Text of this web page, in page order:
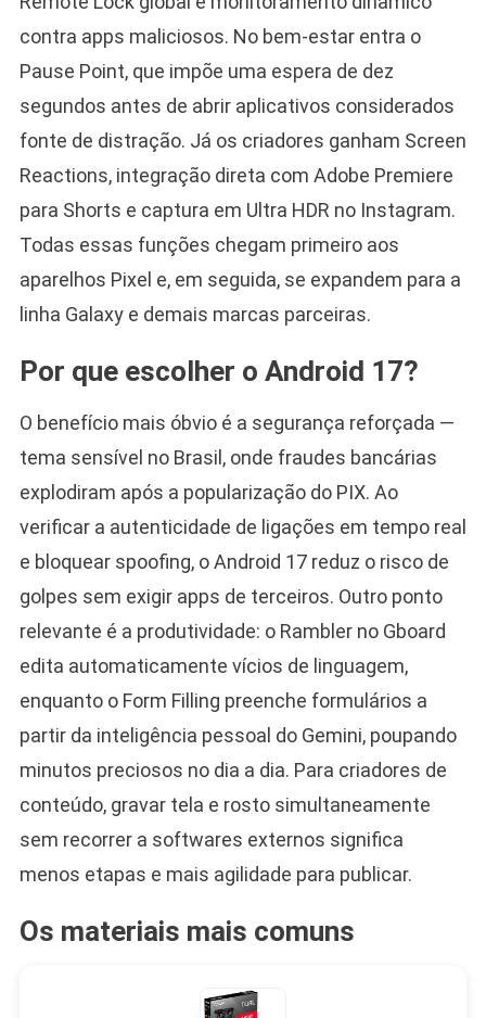
contra apps maliciosos. No bem-estar entra o
Pause Point, que impõe uma espera de dez
segundos antes de abrir aplicativos considerados
fonte de distração. Já os criadores ganham Screen
Reactions, integração direta com Adobe Premiere
para Shorts e captura em Ultra HDR no Instagram.
Todas essas funções chegam primeiro aos
aparelhos Pixel e, em seguida, se expandem para a
linha Galaxy e demais marcas parceiras.
Por que escolher o Android 17?
O benefício mais óbvio é a segurança reforçada —
tema sensível no Brasil, onde fraudes bancárias
explodiram após a popularização do PIX. Ao
verificar a autenticidade de ligações em tempo real
e bloquear spoofing, o Android 17 reduz o risco de
golpes sem exigir apps de terceiros. Outro ponto
relevante é a produtividade: o Rambler no Gboard
edita automaticamente vícios de linguagem,
enquanto o Form Filling preenche formulários a
partir da inteligência pessoal do Gemini, poupando
minutos preciosos no dia a dia. Para criadores de
conteúdo, gravar tela e rosto simultaneamente
sem recorrer a softwares externos significa
menos etapas e mais agilidade para publicar.
Os materiais mais comuns